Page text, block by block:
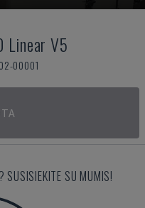
Linear V5
00001
SUSISIEKITE SU MUMIS!